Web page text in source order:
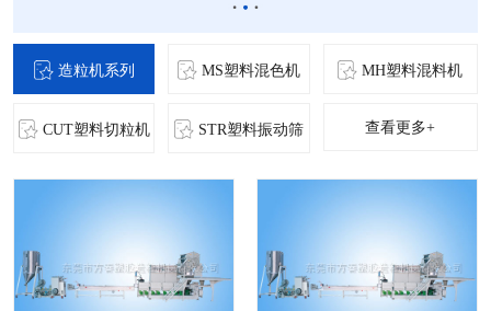
造粒机系列 MS塑料混色机 MH塑料混料机
CUT塑料切粒机 STR塑料振动筛 查看更多+